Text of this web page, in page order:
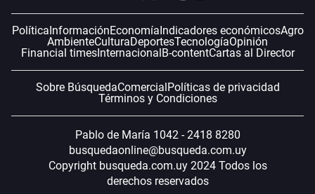
Política InformaciónEconomía Indicadores económicosAgro
AmbienteCulturaDeportesTecnologíaOpinión
Financial timesInternacional B-contentCartas al Director
Sobre BúsquedaComercial Políticas de privacidad
Términos y Condiciones
Pablo de María 1042 - 2418 8280
busquedaonline@busqueda.com.uy
Copyright busqueda.com.uy 2024 Todos los
derechos reservados